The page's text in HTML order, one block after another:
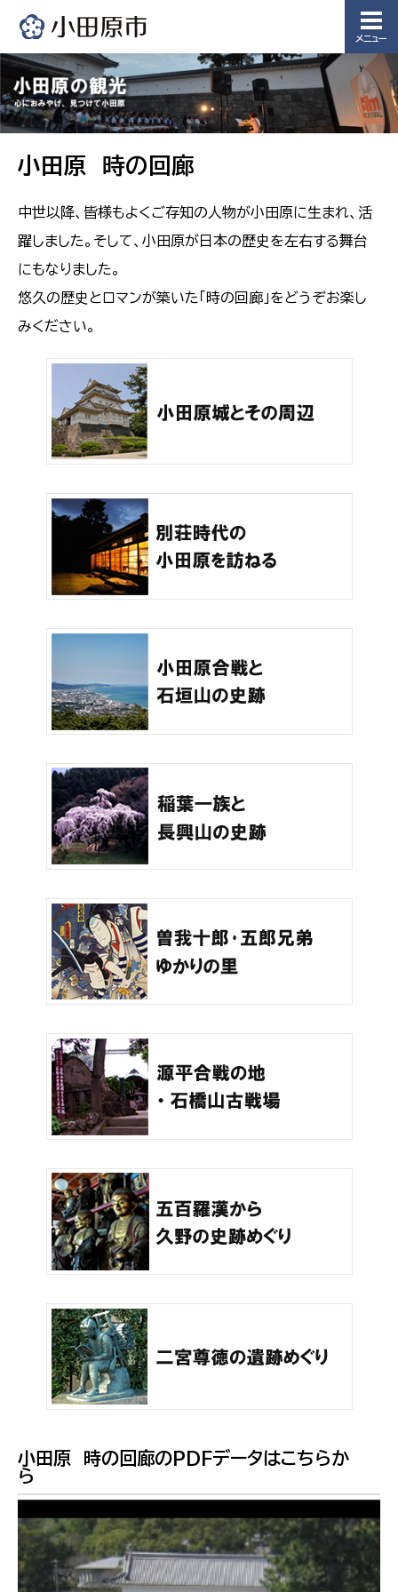
メニュー
小田原 時の回廊
中世以降、皆様もよくご存知の人物が小田原に生まれ、活
躍しました。そして、小田原が日本の歴史を左右する舞台
にもなりました。
悠久の歴史とロマンが築いた「時の回廊」をどうぞお楽し
みください。
小田原 時の回廊のPDFデータはこちらか
ら